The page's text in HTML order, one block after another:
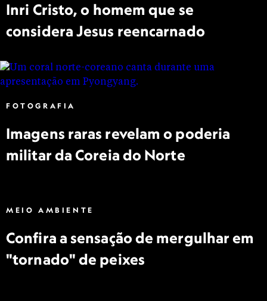
Inri Cristo, o homem que se
considera Jesus reencarnado
FOTOGRAFIA
Imagens raras revelam o poderia
militar da Coreia do Norte
MEIO AMBIENTE
Confira a sensação de mergulhar em
"tornado" de peixes